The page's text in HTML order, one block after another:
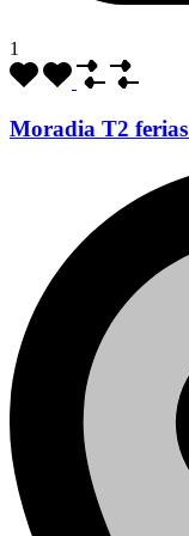
1
Moradia T2